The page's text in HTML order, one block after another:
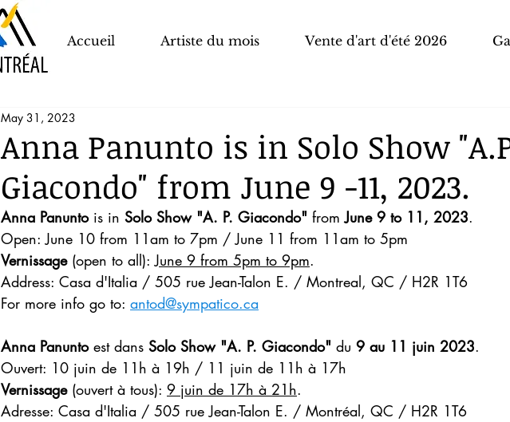
Accueil Artiste du mois Vente d'art d'été 2026
Anna Panunto is in Solo Show
Giacondo" from June 9 -11, 2023.
May 31, 2023
Anna Panunto is in Solo Show "A. P. Giacondo" from June 9 to 11, 2023.
Open: June 10 from 11am to 7pm / June 11 from 11am to 5pm
Vernissage (open to all): June 9 from 5pm to 9pm.
Address: Casa d'Italia / 505 rue Jean-Talon E. / Montreal, QC / H2R 1T6
For more info go to: antod@sympatico.ca
Anna Panunto est dans Solo Show "A. P. Giacondo" du 9 au 11 juin 2023.
Ouvert: 10 juin de 11h à 19h / 11 juin de 11h à 17h
Vernissage (ouvert à tous): 9 juin de 17h à 21h.
Adresse: Casa d'Italia / 505 rue Jean-Talon E. / Montréal, QC / H2R 1T6